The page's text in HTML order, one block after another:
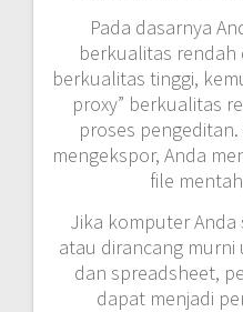
Pada dasarnya
berkualitas rendah
berkualitas tinggi,
proxy” berkualitas
proses
mengekspor, Anda
file
Jika komputer
atau dirancang
dan spreadsheet,
dapat menjadi